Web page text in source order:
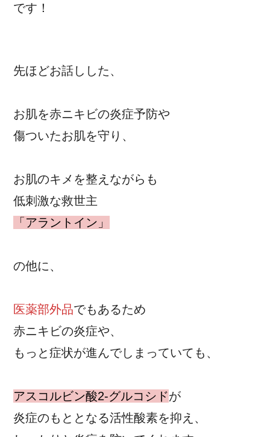
です！
先ほどお話しした、
お肌を赤ニキビの炎症予防や
傷ついたお肌を守り、
お肌のキメを整えながらも
低刺激な救世主
「アラントイン」
の他に、
医薬部外品でもあるため
赤ニキビの炎症や、
もっと症状が進んでしまっていても、
アスコルビン酸2-グルコシドが
炎症のもととなる活性酸素を抑え、